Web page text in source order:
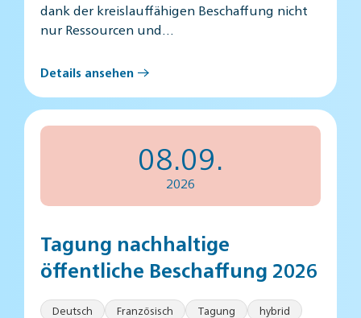
dank der kreislauffähigen Beschaffung nicht
nur Ressourcen und…
Details ansehen
08.09.
2026
Tagung nachhaltige
öffentliche Beschaffung 2026
Deutsch Französisch Tagung
hybrid